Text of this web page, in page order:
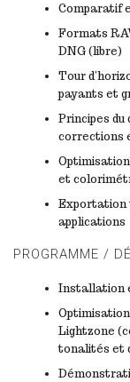
Comparatif
Formats
DNG (libre)
Tour
payants et
Principes du
corrections
et
Exportation
applications
PROGRAMME /
Installation
Optimisation
Lightzone
tonalités et